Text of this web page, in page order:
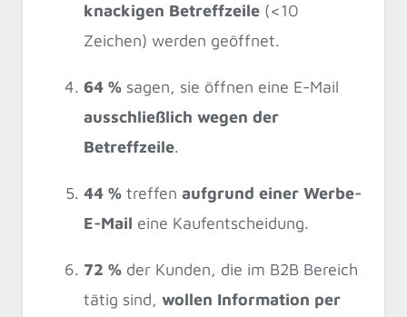
knackigen Betreffzeile (<10
Zeichen) werden geöffnet.
64 % sagen, sie öffnen eine E-Mail
ausschließlich wegen der
Betreffzeile.
44 % treffen aufgrund einer Werbe-
E-Mail eine Kaufentscheidung.
72 % der Kunden, die im B2B Bereich
tätig sind, wollen Information per